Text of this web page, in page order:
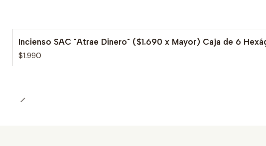
Incienso SAC "Atrae Dinero" ($1.690 x Mayor) Caja de 6
$1.990